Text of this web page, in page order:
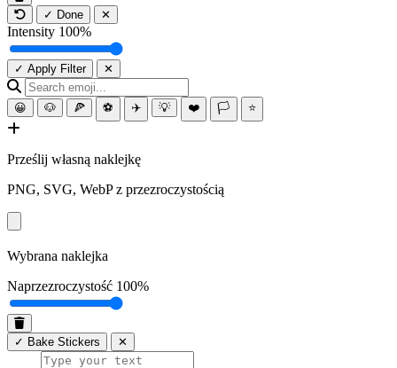
✓ Done ✕
Intensity 100%
✓ Apply Filter ✕
😀 🐶 🍕 ⚽ ✈️ 💡 ❤️ 🏳️ ⭐
Prześlij własną naklejkę
PNG, SVG, WebP z przezroczystością
Wybrana naklejka
Naprzezroczystość 100%
✓ Bake Stickers ✕